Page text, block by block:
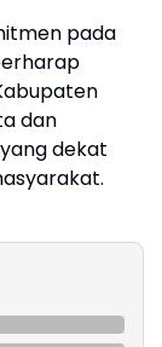
pada
dan
dekat